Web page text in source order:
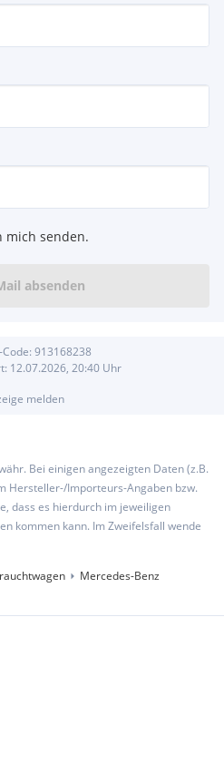
mich senden.
absenden
913168238
12.07.2026, 20:40Uhr
melden
Bei einigen angezeigten Daten (z.B.
Hersteller-/Importeurs-Angaben bzw.
dass es hierdurch im jeweiligen
kommen kann. Im Zweifelsfall wende
Mercedes-Benz